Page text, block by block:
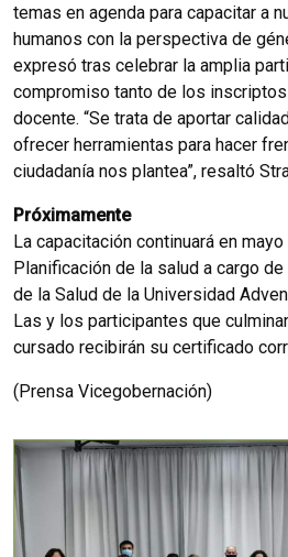
temas en agenda para capacitar a
humanos con la perspectiva de
expresó tras celebrar la amplia
compromiso tanto de los
docente. “Se trata de aportar
ofrecer herramientas para hacer
ciudadanía nos plantea”, resaltó
Próximamente
La capacitación continuará en
Planificación de la salud a cargo
de la Salud de la Universidad
Las y los participantes que
cursado recibirán su certificado
(Prensa Vicegobernación)